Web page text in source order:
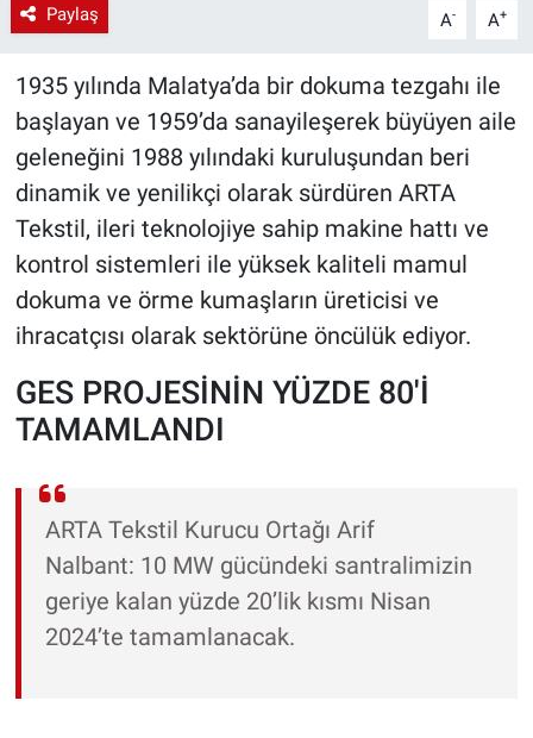
Paylaş A- A+
1935 yılında Malatya’da bir dokuma tezgahı ile
başlayan ve 1959’da sanayileşerek büyüyen aile
geleneğini 1988 yılındaki kuruluşundan beri
dinamik ve yenilikçi olarak sürdüren ARTA
Tekstil, ileri teknolojiye sahip makine hattı ve
kontrol sistemleri ile yüksek kaliteli mamul
dokuma ve örme kumaşların üreticisi ve
ihracatçısı olarak sektörüne öncülük ediyor.
GES PROJESİNİN YÜZDE 80'İ
TAMAMLANDI
ARTA Tekstil Kurucu Ortağı Arif
Nalbant: 10 MW gücündeki santralimizin
geriye kalan yüzde 20’lik kısmı Nisan
2024’te tamamlanacak.